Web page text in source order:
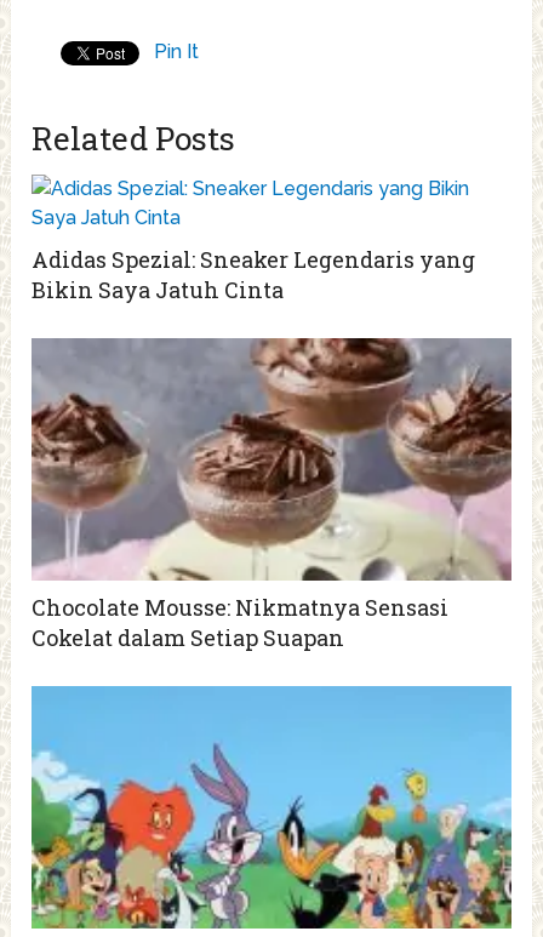
Pin It
Related Posts
Adidas Spezial: Sneaker Legendaris yang
Bikin Saya Jatuh Cinta
Chocolate Mousse: Nikmatnya Sensasi
Cokelat dalam Setiap Suapan